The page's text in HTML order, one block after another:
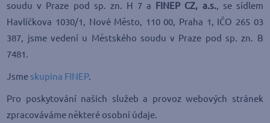
soudu v Praze pod sp. zn. H 7 a FINEP CZ, a.s., se sídlem
Havlíčkova 1030/1, Nové Město, 110 00, Praha 1, IČO 265 03
387, jsme vedení u Městského soudu v Praze pod sp. zn. B
7481.
Jsme skupina FINEP.
Pro poskytování našich služeb a provoz webových stránek
zpracováváme některé osobní údaje.